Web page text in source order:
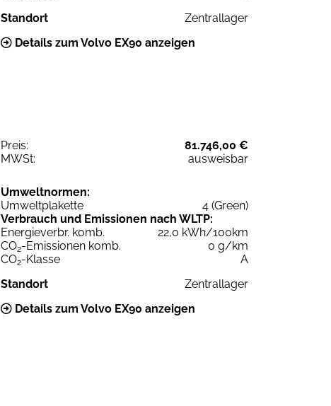
Standort
Zentrallager
Details zum Volvo EX90 anzeigen
Preis:
81.746,00 €
MWSt:
ausweisbar
Umweltnormen:
Umweltplakette
4 (Green)
Verbrauch und Emissionen nach WLTP:
Energieverbr. komb.
22,0 kWh/100km
CO2-Emissionen komb.
0 g/km
CO2-Klasse
A
Standort
Zentrallager
Details zum Volvo EX90 anzeigen